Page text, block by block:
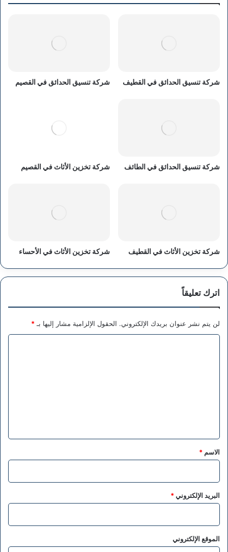
شركة تنسيق الحدائق في القطيف شركة تنسيق الحدائق في القصيم
شركة تنسيق الحدائق في الطائف شركة تخزين الأثاث في القصيم
شركة تخزين الأثاث في القطيف شركة تخزين الأثاث في الأحساء
اترك تعليقاً
لن يتم نشر عنوان بريدك الإلكتروني. الحقول الإلزامية مشار إليها بـ *
*
الاسم *
البريد الإلكتروني*
الموقع الإلكتروني